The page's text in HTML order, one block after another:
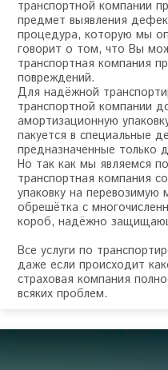
транспортной компании
предмет выявления
процедура, которую мы
говорит о том, что Вы
транспортная компания
повреждений.
Для надёжной
транспортной компании
амортизационную
пакуется в специальные
предназначенные только
Но так как мы являемся
транспортная компания
упаковку на перевозимую
обрешётка с
короб, надёжно
Все услуги по
даже если происходит
страховая компания
всяких проблем.